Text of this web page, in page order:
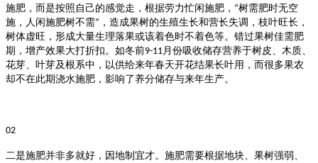
施肥，而是按照自己的感觉走，根据劳力忙闲施肥， “树需肥时无空
施，人闲施肥树不需” ，造成果树的生殖生长和营长失调，枝叶旺长，
树体虚旺，形成大量生理落果或该着色时不着色等。错过果树佳需肥
期，增产效果大打折扣。如冬前9-11 月份吸收储存营养于树皮、木质、
花芽、叶芽及根系中，以供给来年春天开花结果长叶用，而很多果农
却不在此期浇水施肥，影响了养分储存与来年生产。
02
二是施肥并非多就好，因地制宜才。 施肥需要根据地块、果树强弱、